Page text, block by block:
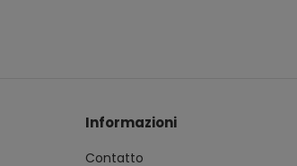
Informazioni
Contatto